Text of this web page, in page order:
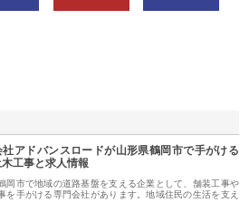
社アドバンスロードが山形県鶴岡市で手がける
工事と求人情報
岡市で地域の道路基盤を支える企業として、舗装工事や
を手がける専門会社があります。地域住民の生活を支え